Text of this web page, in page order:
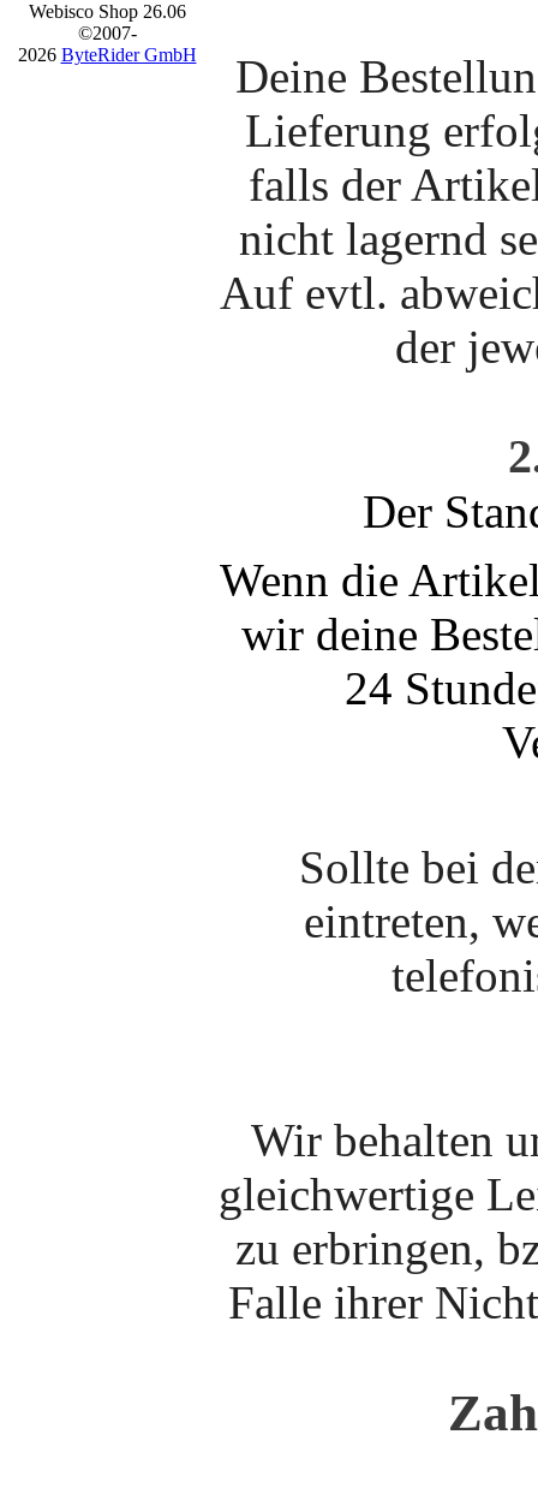
Webisco Shop 26.06
©2007-
2026 ByteRider GmbH
Deine
Lieferung
falls der
nicht lagernd
Auf evtl.
der
Der
Wenn die
wir deine
24
Sollte bei
eintreten,
Wir behalten
gleichwertige
zu erbringen,
Falle ihrer